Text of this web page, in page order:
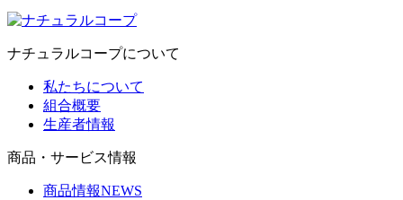
ナチュラルコープについて
私たちについて
組合概要
生産者情報
商品・サービス情報
商品情報NEWS